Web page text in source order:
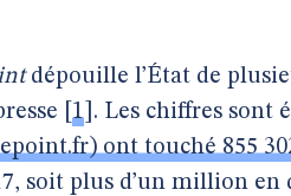
dépouille l’État de
1 . Les chiffres sont
ont touché 855
soit plus d’un million en